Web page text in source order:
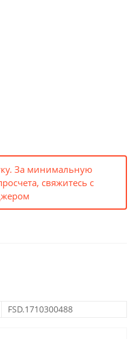
За минимальную
свяжитесь с
FSD.1710300488